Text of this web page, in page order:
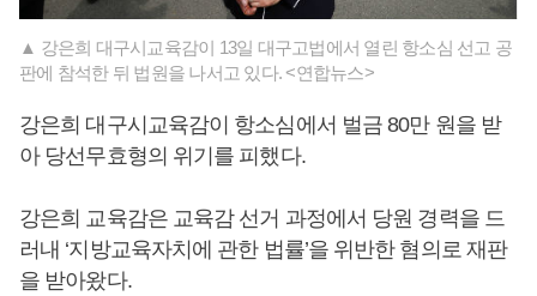
▲ 강은희 대구시교육감이 13일 대구고법에서 열린 항소심 선고 공
판에 참석한 뒤 법원을 나서고 있다. <연합뉴스>
강은희 대구시교육감이 항소심에서 벌금 80만 원을 받
아 당선무효형의 위기를 피했다.
강은희 교육감은 교육감 선거 과정에서 당원 경력을 드
러내 ‘지방교육자치에 관한 법률’을 위반한 혐의로 재판
을 받아왔다.